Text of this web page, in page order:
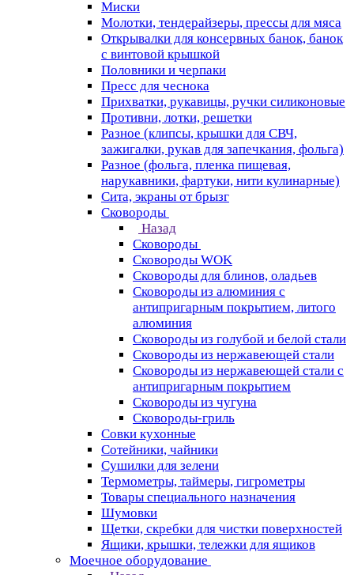
Миски
Молотки, тендерайзеры, прессы для мяса
Открывалки для консервных банок, банок
с винтовой крышкой
Половники и черпаки
Пресс для чеснока
Прихватки, рукавицы, ручки силиконовые
Противни, лотки, решетки
Разное (клипсы, крышки для СВЧ,
зажигалки, рукав для запечкания, фольга)
Разное (фольга, пленка пищевая,
нарукавники, фартуки, нити кулинарные)
Сита, экраны от брызг
Сковороды
Назад
Сковороды
Сковороды WOK
Сковороды для блинов, оладьев
Сковороды из алюминия с
антипригарным покрытием, литого
алюминия
Сковороды из голубой и белой стали
Сковороды из нержавеющей стали
Сковороды из нержавеющей стали с
антипригарным покрытием
Сковороды из чугуна
Сковороды-гриль
Совки кухонные
Сотейники, чайники
Сушилки для зелени
Термометры, таймеры, гигрометры
Товары специального назначения
Шумовки
Щетки, скребки для чистки поверхностей
Ящики, крышки, тележки для ящиков
Моечное оборудование